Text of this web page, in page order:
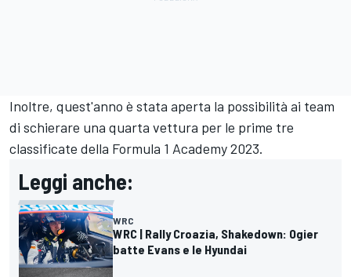
Inoltre, quest'anno è stata aperta la possibilità ai team
di schierare una quarta vettura per le prime tre
classificate della Formula 1 Academy 2023.
Leggi anche:
WRC
WRC | Rally Croazia, Shakedown: Ogier
batte Evans e le Hyundai